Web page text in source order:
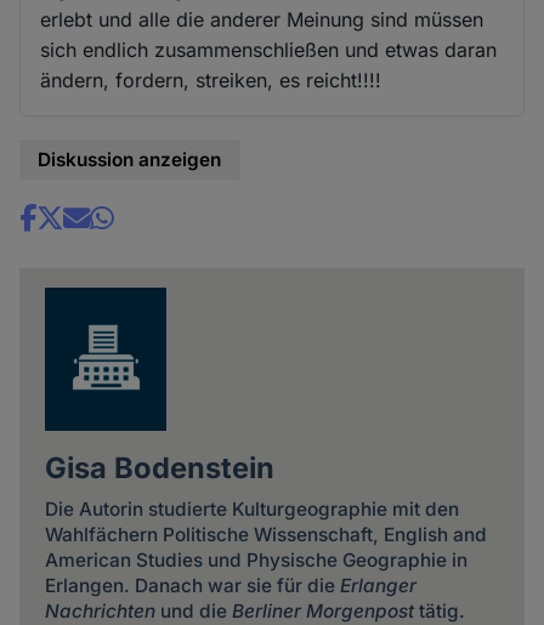
erlebt und alle die anderer Meinung sind müssen
sich endlich zusammenschließen und etwas daran
ändern, fordern, streiken, es reicht!!!!
Diskussion anzeigen
Share
Gisa Bodenstein
Die Autorin studierte Kulturgeographie mit den
Wahlfächern Politische Wissenschaft, English and
American Studies und Physische Geographie in
Erlangen. Danach war sie für die Erlanger
Nachrichtenund die Berliner Morgenposttätig.